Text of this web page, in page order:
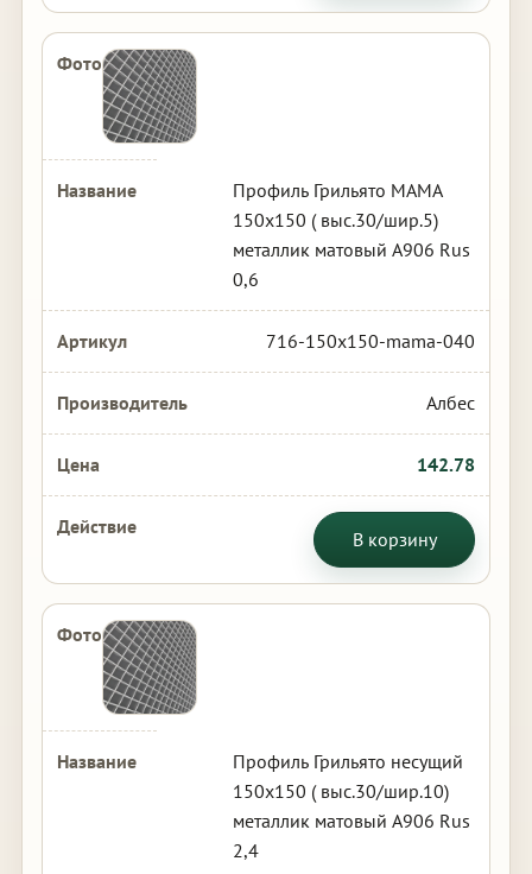
Профиль Грильято МАМА
150х150 ( выс.30/шир.5)
металлик матовый А906 Rus
0,6
716-150x150-mama-040
Албес
142.78
В корзину
Профиль Грильято несущий
150х150 ( выс.30/шир.10)
металлик матовый А906 Rus
2,4